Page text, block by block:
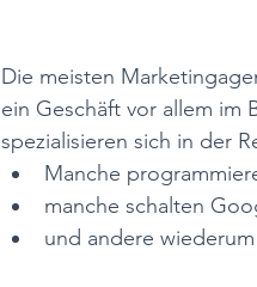
Die meisten
ein Geschäft vor allem im
spezialisieren sich in der
Manche
manche schalten
und andere